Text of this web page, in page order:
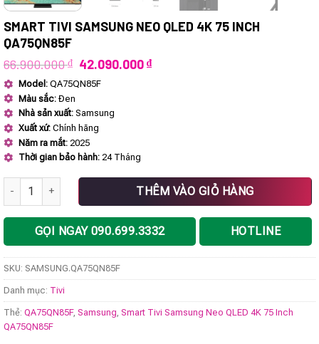
SMART TIVI SAMSUNG NEO QLED 4K 75 INCH
QA75QN85F
66.900.000₫ Giá
là:
42.090.000₫Giá
Model: QA75QN85F
Màu sắc: Đen
Nhà sản xuất: Samsung
Xuất xứ: Chính hãng
Năm ra mắt: 2025
Thời gian bảo hành: 24 Tháng
Smart Tivi Samsung Neo QLED 4K 75 Inch QA75QN85F số lượng
THÊM VÀO GIỎ HÀNG
GỌI NGAY 090.699.3332 HOTLINE
SKU: SAMSUNG.QA75QN85F
Danh mục: Tivi
Thẻ: QA75QN85F, Samsung Smart Tivi Samsung Neo QLED 4K 75 Inch
QA75QN85F